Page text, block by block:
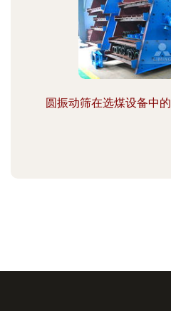
圆振动筛在选煤设备中